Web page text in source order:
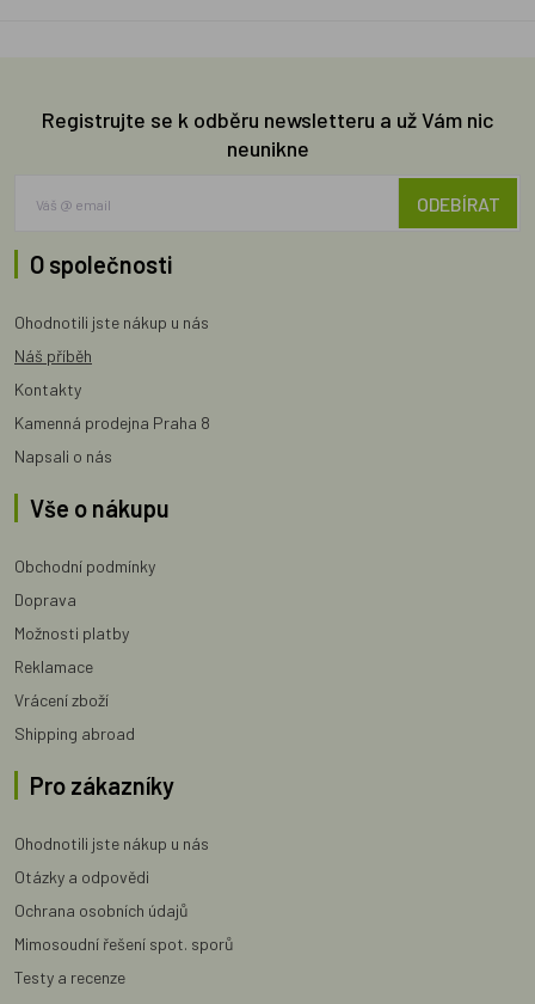
Registrujte se k odběru newsletteru a už Vám nic
neunikne
ODEBÍRAT
O společnosti
Ohodnotili jste nákup u nás
Náš příběh
Kontakty
Kamenná prodejna Praha 8
Napsali o nás
Vše o nákupu
Obchodní podmínky
Doprava
Možnosti platby
Reklamace
Vrácení zboží
Shipping abroad
Pro zákazníky
Ohodnotili jste nákup u nás
Otázky a odpovědi
Ochrana osobních údajů
Mimosoudní řešení spot. sporů
Testy a recenze